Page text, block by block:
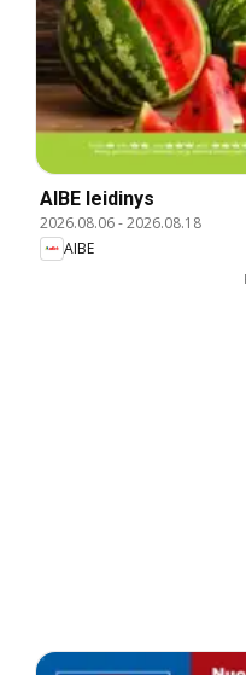
AIBE leidinys
2026.08.06-2026.08.18
AIBE